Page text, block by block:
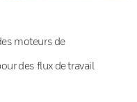
moteurs de
des flux de travail